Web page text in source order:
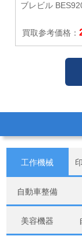
ブレビル
買取参考価格：
工作機械
自動車整備
美容機器